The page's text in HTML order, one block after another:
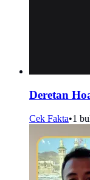
Deretan
Cek Fakta•1